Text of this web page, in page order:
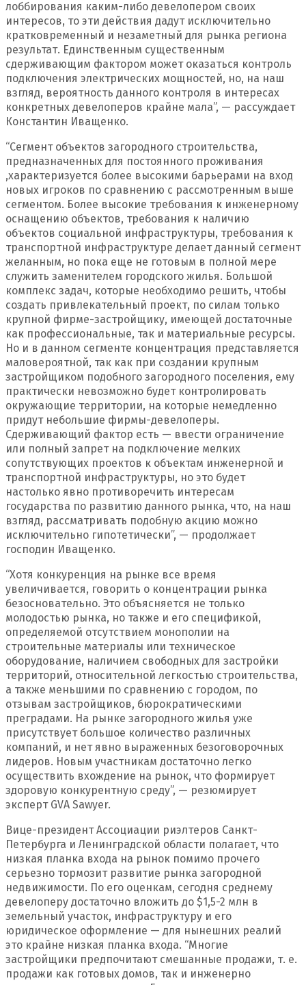
лоббирования каким-либо девелопером своих
интересов, то эти действия дадут исключительно
кратковременный и незаметный для рынка региона
результат. Единственным существенным
сдерживающим фактором может оказаться контроль
подключения электрических мощностей, но, на наш
взгляд, вероятность данного контроля в интересах
конкретных девелоперов крайне мала”, — рассуждает
Константин Иващенко.
“Сегмент объектов загородного строительства,
предназначенных для постоянного проживания
,характеризуется более высокими барьерами на вход
новых игроков по сравнению с рассмотренным выше
сегментом. Более высокие требования к инженерному
оснащению объектов, требования к наличию
объектов социальной инфраструктуры, требования к
транспортной инфраструктуре делает данный сегмент
желанным, но пока еще не готовым в полной мере
служить заменителем городского жилья. Большой
комплекс задач, которые необходимо решить, чтобы
создать привлекательный проект, по силам только
крупной фирме-застройщику, имеющей достаточные
как профессиональные, так и материальные ресурсы.
Но и в данном сегменте концентрация представляется
маловероятной, так как при создании крупным
застройщиком подобного загородного поселения, ему
практически невозможно будет контролировать
окружающие территории, на которые немедленно
придут небольшие фирмы-девелоперы.
Сдерживающий фактор есть — ввести ограничение
или полный запрет на подключение мелких
сопутствующих проектов к объектам инженерной и
транспортной инфраструктуры, но это будет
настолько явно противоречить интересам
государства по развитию данного рынка, что, на наш
взгляд, рассматривать подобную акцию можно
исключительно гипотетически”, — продолжает
господин Иващенко.
“Хотя конкуренция на рынке все время
увеличивается, говорить о концентрации рынка
безосновательно. Это объясняется не только
молодостью рынка, но также и его спецификой,
определяемой отсутствием монополии на
строительные материалы или техническое
оборудование, наличием свободных для застройки
территорий, относительной легкостью строительства,
а также меньшими по сравнению с городом, по
отзывам застройщиков, бюрократическими
преградами. На рынке загородного жилья уже
присутствует большое количество различных
компаний, и нет явно выраженных безоговорочных
лидеров. Новым участникам достаточно легко
осуществить вхождение на рынок, что формирует
здоровую конкурентную среду”, — резюмирует
эксперт GVA Sawyer.
Вице-президент Ассоциации риэлтеров Санкт-
Петербурга и Ленинградской области полагает, что
низкая планка входа на рынок помимо прочего
серьезно тормозит развитие рынка загородной
недвижимости. По его оценкам, сегодня среднему
девелоперу достаточно вложить до $1,5-2 млн в
земельный участок, инфраструктуру и его
юридическое оформление — для нынешних реалий
это крайне низкая планка входа. “Многие
застройщики предпочитают смешанные продажи, т. е.
продажи как готовых домов, так и инженерно